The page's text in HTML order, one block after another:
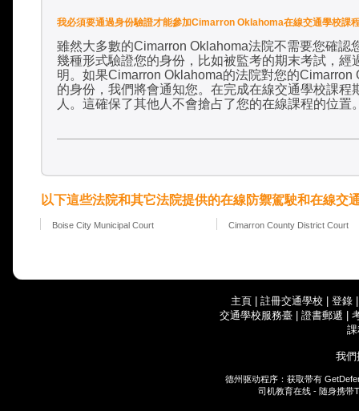
我必須要通過身份驗證才能參加Cimarron Oklahoma在線交通學校課
雖然大多數的Cimarron Oklahoma法院不需要您確認
幾種形式驗證您的身份，比如被監考的期末考試，
明。如果Cimarron Oklahoma的法院對您的Cimarron
的身份，我們將會通知您。在完成在線交通學校課
人。這確保了其他人不會搶占了您的在線課程的位置
以下這些法院和其它法院提供的在線防禦駕駛和在線交
Boise City Municipal Court Cimarron County District Court
主頁 | 註冊交通學校 | 登錄
交通學校服務臺 | 證書郵遞 |
我們
德州驱动程序：获取带有
司机教育在线 - 随身携带